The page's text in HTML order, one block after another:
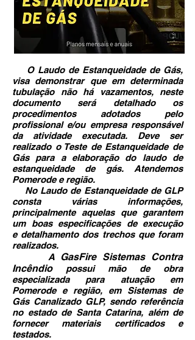
O Laudo de Estanqueidade de Gás,
visa demonstrar que em determinada
tubulação não há vazamentos, neste
documento será detalhado os
procedimentos adotados pelo
profissional e/ou empresa responsável
da atividade executada. Deve ser
realizado o Teste de Estanqueidade de
Gás para a elaboração do laudo de
estanqueidade de gás. Atendemos
Pomerode e região.
No Laudo de Estanqueidade de GLP
consta várias informações,
principalmente aquelas que garantem
um boas especificações de execução
e detalhamento dos trechos que foram
realizados.
A GasFire Sistemas Contra
Incêndiopossui mão de obra
especializada para atuação em
Pomerode e região, em Sistemas de
Gás Canalizado GLP, sendo referência
no estado de Santa Catarina, além de
fornecer materiais certificados e
testados.